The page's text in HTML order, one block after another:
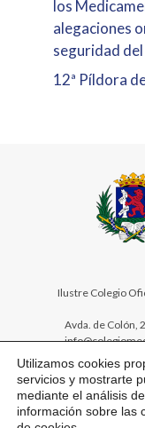
los
alegaciones
seguridad
12ª Píldora
Ilustre Colegio
Avda. de Colón,
Utilizamos cookies
servicios y mostrarte
mediante el análisis
información sobre las